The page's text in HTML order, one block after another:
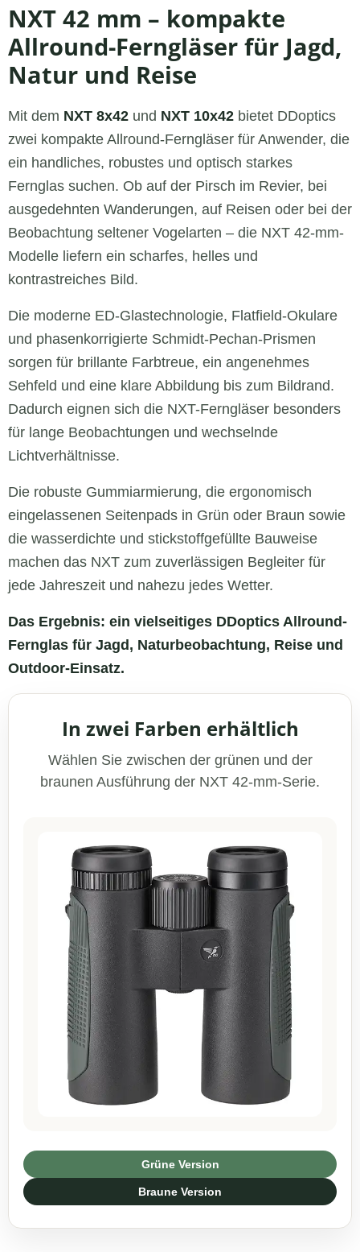
Kompakt. Robust. Für Jagd, Natur und
Reise.
NXT 42 mm – kompakte
Allround-Ferngläser für Jagd,
Natur und Reise
Mit dem NXT 8x42 und NXT 10x42 bietet DDoptics
zwei kompakte Allround-Ferngläser für Anwender, die
ein handliches, robustes und optisch starkes
Fernglas suchen. Ob auf der Pirsch im Revier, bei
ausgedehnten Wanderungen, auf Reisen oder bei der
Beobachtung seltener Vogelarten – die NXT 42-mm-
Modelle liefern ein scharfes, helles und
kontrastreiches Bild.
Die moderne ED-Glastechnologie, Flatfield-Okulare
und phasenkorrigierte Schmidt-Pechan-Prismen
sorgen für brillante Farbtreue, ein angenehmes
Sehfeld und eine klare Abbildung bis zum Bildrand.
Dadurch eignen sich die NXT-Ferngläser besonders
für lange Beobachtungen und wechselnde
Lichtverhältnisse.
Die robuste Gummiarmierung, die ergonomisch
eingelassenen Seitenpads in Grün oder Braun sowie
die wasserdichte und stickstoffgefüllte Bauweise
machen das NXT zum zuverlässigen Begleiter für
jede Jahreszeit und nahezu jedes Wetter.
Das Ergebnis: ein vielseitiges DDoptics Allround-
Fernglas für Jagd, Naturbeobachtung, Reise und
Outdoor-Einsatz.
In zwei Farben erhältlich
Wählen Sie zwischen der grünen und der
braunen Ausführung der NXT 42-mm-Serie.
Grüne Version
Braune Version